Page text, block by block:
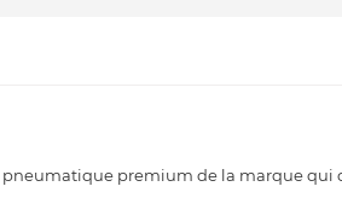
premium de la marque qui